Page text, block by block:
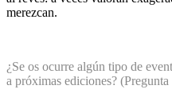
merezcan.
¿Se os ocurre algún tipo de
a próximas ediciones?